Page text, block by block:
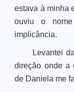
estava à minha
ouviu o
implicância.
Levantei
direção onde a
de Daniela me